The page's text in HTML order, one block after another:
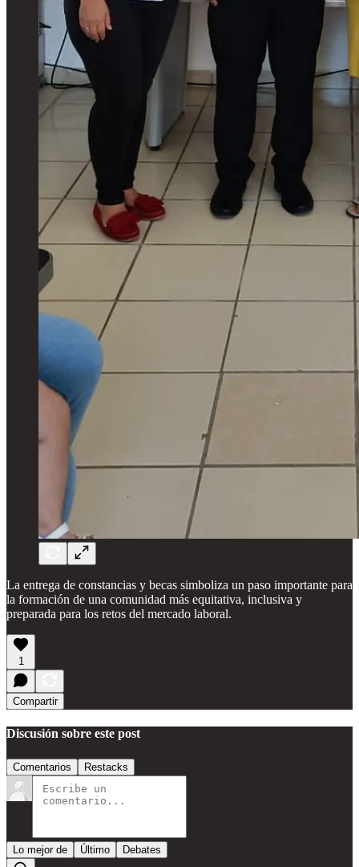
La entrega de constancias y becas simboliza un paso importante para
la formación de una comunidad más equitativa, inclusiva y
preparada para los retos del mercado laboral.
1
Compartir
Discusión sobre este post
Comentarios Restacks
Lo mejor de Último Debates